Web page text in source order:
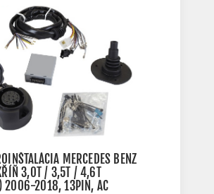
MERCEDES BENZ
3,0T / 3,5T / 4,6T
2006-2018, 13PIN, AC